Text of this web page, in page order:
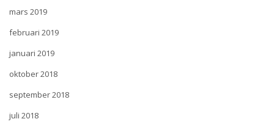
mars 2019
februari 2019
januari 2019
oktober 2018
september 2018
juli 2018